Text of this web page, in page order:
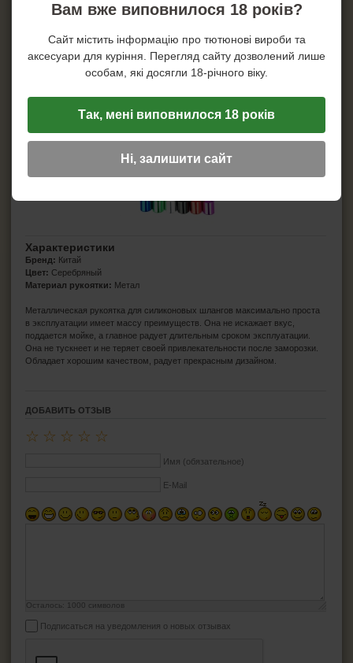
Характеристики
Бренд: Китай
Цвет: Серебряный
Материал рукоятки: Метал
Металлическая рукоятка для силиконовых шлангов максимально проста
в эксплуатации имеет массу преимуществ. Она не искажает вкус,
поддается мойке, а главное радует длительным сроком эксплуатации.
Она не тускнеет и не теряет своей привлекательности после заморозки.
Обладает хорошим качеством, радует прекрасным дизайном.
ДОБАВИТЬ ОТЗЫВ
☆
☆
☆
☆
☆
Имя (обязательное)
E-Mail
Осталось: 1000 символов
Подписаться на уведомления о новых отзывах
Вам вже виповнилося 18 років?
Сайт містить інформацію про тютюнові вироби та
аксесуари для куріння. Перегляд сайту дозволений лише
особам, які досягли 18-річного віку.
Так, мені виповнилося 18 років
Ні, залишити сайт